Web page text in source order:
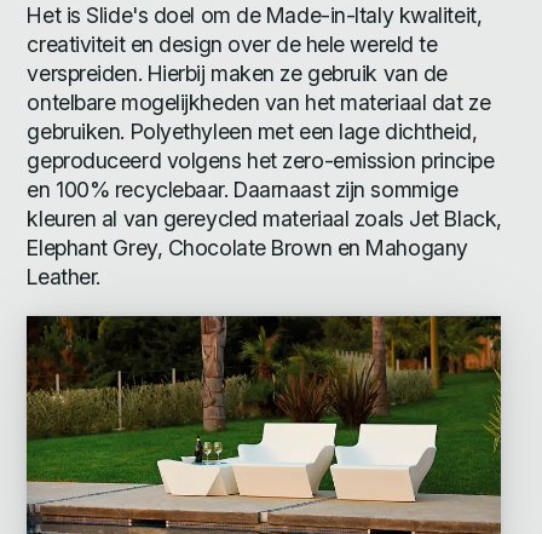
Het is Slide's doel om de Made-in-Italy kwaliteit,
creativiteit en design over de hele wereld te
verspreiden. Hierbij maken ze gebruik van de
ontelbare mogelijkheden van het materiaal dat ze
gebruiken. Polyethyleen met een lage dichtheid,
geproduceerd volgens het zero-emission principe
en 100% recyclebaar. Daarnaast zijn sommige
kleuren al van gereycled materiaal zoals Jet Black,
Elephant Grey, Chocolate Brown en Mahogany
Leather.